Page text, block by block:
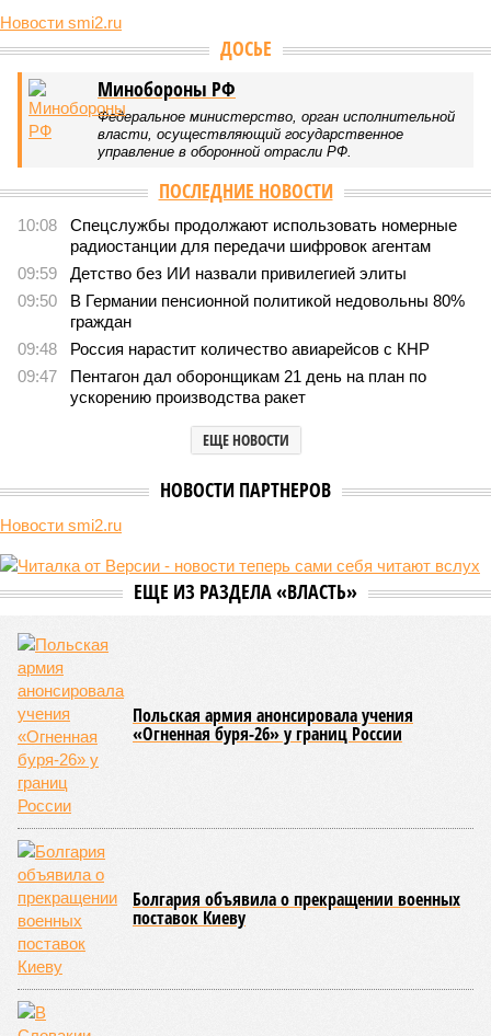
Новости smi2.ru
ДОСЬЕ
Минобороны РФ
Федеральное министерство, орган исполнительной
власти, осуществляющий государственное
управление в оборонной отрасли РФ.
ПОСЛЕДНИЕ НОВОСТИ
10:08
Спецслужбы продолжают использовать номерные
радиостанции для передачи шифровок агентам
09:59
Детство без ИИ назвали привилегией элиты
09:50
В Германии пенсионной политикой недовольны 80%
граждан
09:48
Россия нарастит количество авиарейсов с КНР
09:47
Пентагон дал оборонщикам 21 день на план по
ускорению производства ракет
ЕЩЕ НОВОСТИ
НОВОСТИ ПАРТНЕРОВ
Новости smi2.ru
ЕЩЕ ИЗ РАЗДЕЛА «ВЛАСТЬ»
Польская армия анонсировала учения
«Огненная буря-26» у границ России
Болгария объявила о прекращении военных
поставок Киеву